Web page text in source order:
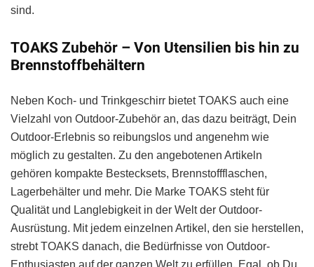
sind.
TOAKS Zubehör – Von Utensilien bis hin zu
Brennstoffbehältern
Neben Koch- und Trinkgeschirr bietet TOAKS auch eine
Vielzahl von Outdoor-Zubehör an, das dazu beiträgt, Dein
Outdoor-Erlebnis so reibungslos und angenehm wie
möglich zu gestalten. Zu den angebotenen Artikeln
gehören kompakte Bestecksets, Brennstoffflaschen,
Lagerbehälter und mehr. Die Marke TOAKS steht für
Qualität und Langlebigkeit in der Welt der Outdoor-
Ausrüstung. Mit jedem einzelnen Artikel, den sie herstellen,
strebt TOAKS danach, die Bedürfnisse von Outdoor-